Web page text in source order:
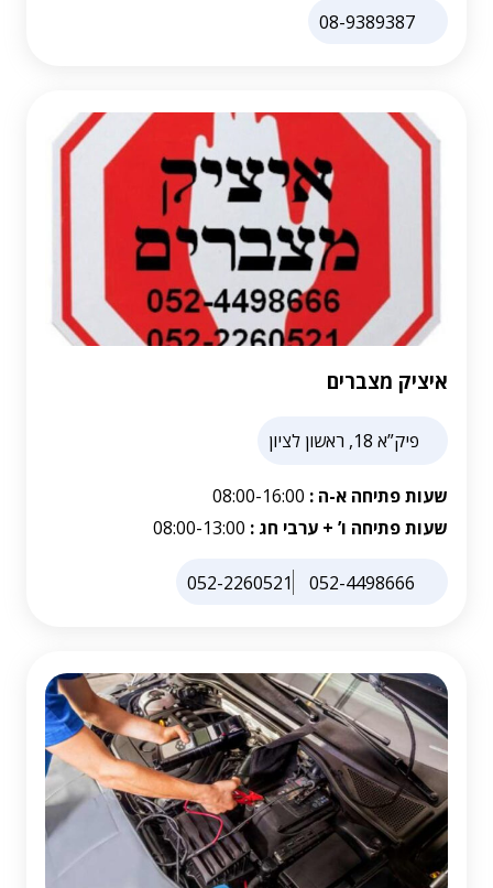
08-9389387
איציק מצברים
פיק”א 18, ראשון לציון
שעות פתיחה א-ה : 08:00-16:00
שעות פתיחה ו’ + ערבי חג : 08:00-13:00
052-4498666
052-2260521